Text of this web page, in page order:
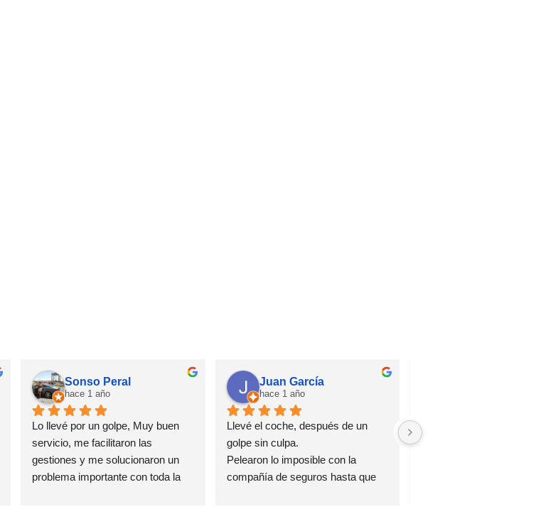
Sonso Peral
hace 1 año
Lo llevé por un golpe, Muy buen
servicio, me facilitaron las
gestiones y me solucionaron un
problema importante con toda la
Juan García
hace 1 año
Llevé el coche, después de un
golpe sin culpa.
Pelearon lo imposible con la
compañía de seguros hasta que
Confianza ciega, trato